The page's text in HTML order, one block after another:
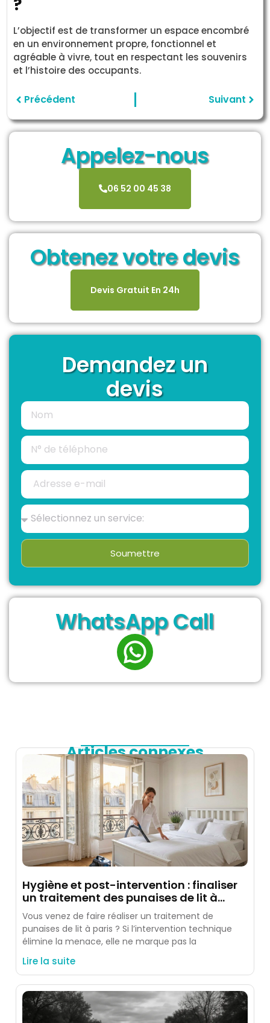
Appelez-nous
06 52 00 45 38
Obtenez votre devis
Devis Gratuit En 24h
Demandez un
devis
Soumettre
WhatsApp Call
?
L’objectif est de transformer un espace encombré
en un environnement propre, fonctionnel et
agréable à vivre, tout en respectant les souvenirs
et l’histoire des occupants.
Précédent Suivant
Articles connexes
Hygiène et post-intervention : finaliser
un traitement des punaises de lit à
paris
Vous venez de faire réaliser un traitement de
punaises de lit à paris ? Si l’intervention technique
élimine la menace, elle ne marque pas la
Lire la suite